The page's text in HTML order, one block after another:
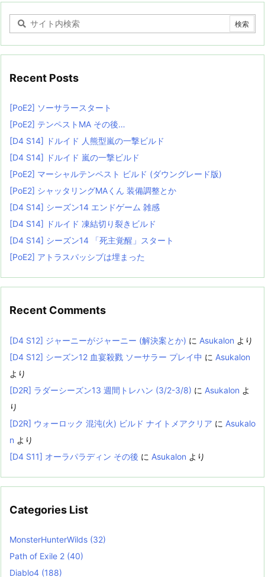
Recent Posts
[PoE2] ソーサラースタート
[PoE2] テンペストMA その後…
[D4 S14] ドルイド 人熊型嵐の一撃ビルド
[D4 S14] ドルイド 嵐の一撃ビルド
[PoE2] マーシャルテンペスト ビルド (ダウングレード版)
[PoE2] シャッタリングMAくん 装備調整とか
[D4 S14] シーズン14 エンドゲーム 雑感
[D4 S14] ドルイド 凍結切り裂きビルド
[D4 S14] シーズン14 「死主覚醒」スタート
[PoE2] アトラスパッシブは埋まった
Recent Comments
[D4 S12] ジャーニーがジャーニー (解決案とか) に Asukalon より
[D4 S12] シーズン12 血宴殺戮 ソーサラー プレイ中 に Asukalon
より
[D2R] ラダーシーズン13 週間トレハン (3/2-3/8) に Asukalon よ
り
[D2R] ウォーロック 混沌(火) ビルド ナイトメアクリア に Asukalo
n より
[D4 S11] オーラパラディン その後 に Asukalon より
Categories List
MonsterHunterWilds (32)
Path of Exile 2 (40)
Diablo4 (188)